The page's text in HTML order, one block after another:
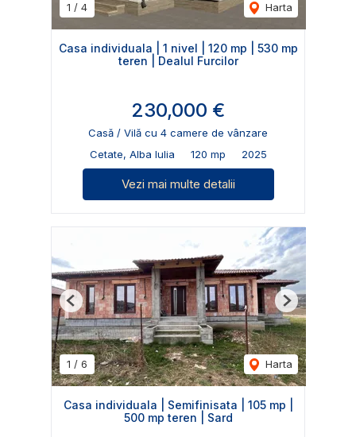
1 / 4 Harta
Casa individuala | 1 nivel | 120 mp | 530 mp
teren | Dealul Furcilor
230,000 €
Casă / Vilă cu 4 camere de vânzare
Cetate, Alba Iulia
120 mp 2025
Vezi mai multe detalii
1 / 6 Harta
Previous Next
Casa individuala | Semifinisata | 105 mp |
500 mp teren | Sard